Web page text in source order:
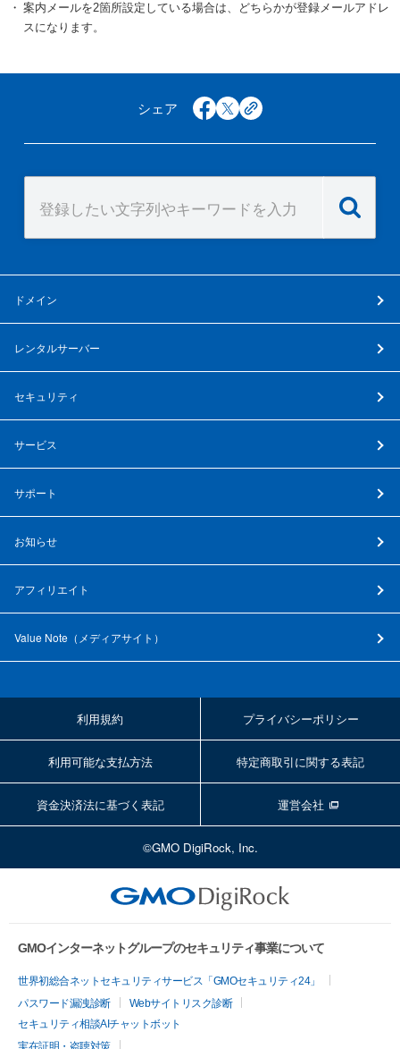
案内メールを2箇所設定している場合は、どちらかが登録メールアドレ
スになります。
シェア facebook
x copy
ドメイン
レンタルサーバー
セキュリティ
サービス
サポート
お知らせ
アフィリエイト
Value Note（ メディアサイト ）
利用規約 プライバシーポリシー
利用可能な支払方法 特定商取引に関する表記
資金決済法に基づく表記 運営会社
©GMO DigiRock, Inc.
GMOインターネットグループのセキュリティ事業について
世界初総合ネットセキュリティサービス「GMOセキュリティ24」
パスワード漏洩診断
Webサイトリスク診断
セキュリティ相談AIチャットボット
実在証明・盗聴対策